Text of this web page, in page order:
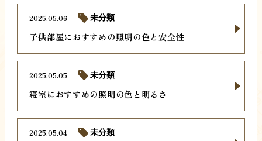
子供部屋におすすめの照明の色と安全性
2025.05.06 未分類
寝室におすすめの照明の色と明るさ
2025.05.05 未分類
2025.05.04 未分類